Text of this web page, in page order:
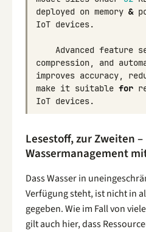
deployed on memory &
IoT devices.
Advanced feature
compression, and
improves accuracy,
make it suitable for
IoT devices.
Lesestoff, zur Zweiten –
Wassermanagement
Dass Wasser in
Verfügung steht, ist nicht in
gegeben. Wie im Fall von
gilt auch hier, dass